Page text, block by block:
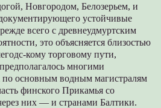
Новгородом, Белозерьем, и
устойчивые
всего с древнеудмуртским
это объясняется близостью
кому торговому пути,
многими
по основным водным магистралям
финского Прикамья со
них — и странами Балтики.